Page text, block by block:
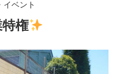
イベント
権